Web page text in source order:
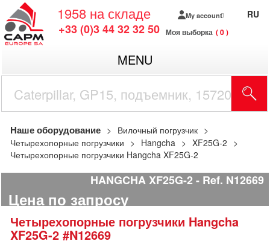
1958 на складе
+33 (0)3 44 32 32 50
My account
Моя выборка 0
RU
MENU
Наше оборудование
Вилочный погрузчик
Четырехопорные погрузчики
Hangcha
XF25G-2
Четырехопорные погрузчики Hangcha XF25G-2
HANGCHA XF25G-2 Ref. N12669
Цена по запросу
Четырехопорные погрузчики Hangcha
XF25G-2 #N12669